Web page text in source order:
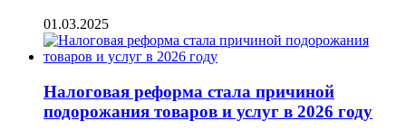
01.03.2025
Налоговая реформа стала причиной
подорожания товаров и услуг в 2026 году